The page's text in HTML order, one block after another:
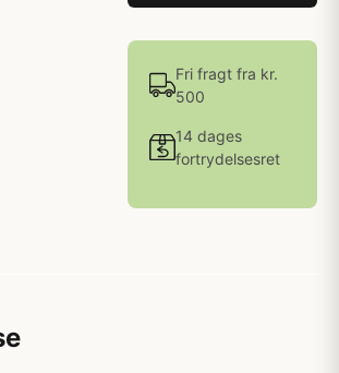
Fri fragt fra kr.
500
14 dages
fortrydelsesret